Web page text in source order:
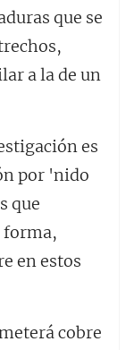
que se
a la de un
es
por 'nido
que
forma,
en estos
cobre